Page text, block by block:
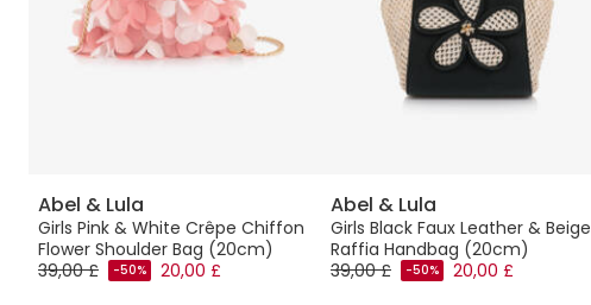
Abel & Lula
Girls Pink & White Crêpe Chiffon
Flower Shoulder Bag (20cm)
39,00 £
-50% 20,00 £
Abel & Lula
Girls Black Faux Leather & Beige
Raffia Handbag (20cm)
39,00 £
-50% 20,00 £